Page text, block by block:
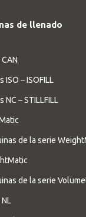
de llenado
ISO – ISOFILL
NC – STILLFILL
de la serie
de la serie